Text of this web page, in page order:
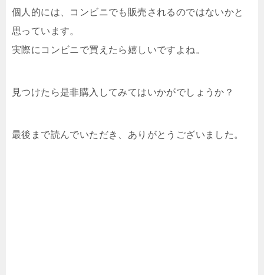
個人的には、コンビニでも販売されるのではないかと
思っています。
実際にコンビニで買えたら嬉しいですよね。
見つけたら是非購入してみてはいかがでしょうか？
最後まで読んでいただき、ありがとうございました。